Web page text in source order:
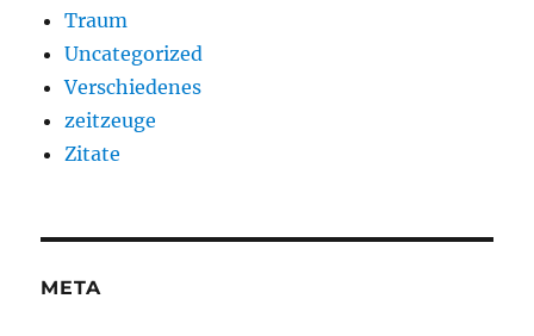
Traum
Uncategorized
Verschiedenes
zeitzeuge
Zitate
META